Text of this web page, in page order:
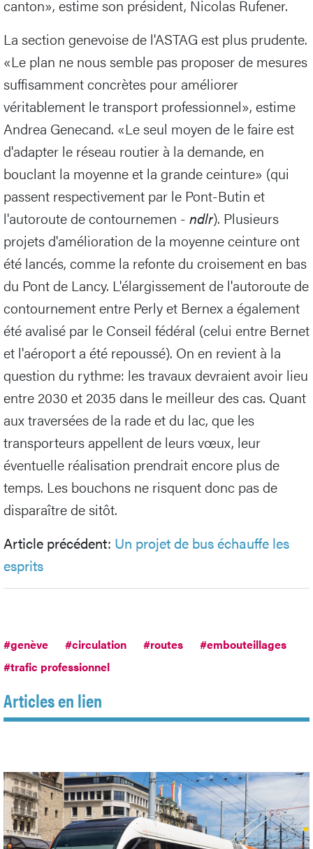
canton», estime son président, Nicolas Rufener.
La section genevoise de l'ASTAG est plus prudente.
«Le plan ne nous semble pas proposer de mesures
suffisamment concrètes pour améliorer
véritablement le transport professionnel», estime
Andrea Genecand. «Le seul moyen de le faire est
d'adapter le réseau routier à la demande, en
bouclant la moyenne et la grande ceinture» (qui
passent respectivement par le Pont-Butin et
l'autoroute de contournemen - ndlr). Plusieurs
projets d'amélioration de la moyenne ceinture ont
été lancés, comme la refonte du croisement en bas
du Pont de Lancy. L'élargissement de l'autoroute de
contournement entre Perly et Bernex a également
été avalisé par le Conseil fédéral (celui entre Bernet
et l'aéroport a été repoussé). On en revient à la
question du rythme: les travaux devraient avoir lieu
entre 2030 et 2035 dans le meilleur des cas. Quant
aux traversées de la rade et du lac, que les
transporteurs appellent de leurs vœux, leur
éventuelle réalisation prendrait encore plus de
temps. Les bouchons ne risquent donc pas de
disparaître de sitôt.
Article précédent: Un projet de bus échauffe les
esprits
#genève #circulation #routes
#embouteillages
#trafic professionnel
Articles en lien